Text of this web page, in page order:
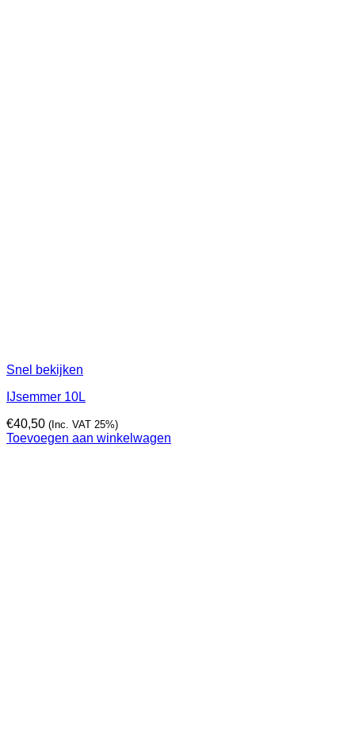
Snel bekijken
IJsemmer 10L
€40,50 (Inc. VAT 25%)
Toevoegen aan winkelwagen